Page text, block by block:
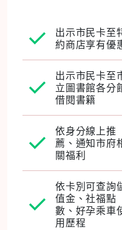
出示市民卡至
約商店享有優
出示市民卡至
立圖書館各分
借閱書籍
依身分線上推
薦、通知市府
關福利
依卡別可查詢
值金、社福點
數、好孕乘車
用歷程